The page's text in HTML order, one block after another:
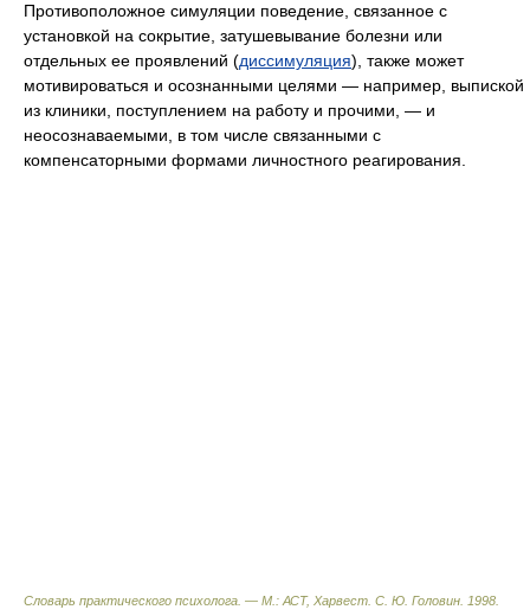
Противоположное симуляции поведение, связанное с
установкой на сокрытие, затушевывание болезни или
отдельных ее проявлений (диссимуляция), также может
мотивироваться и осознанными целями — например, выпиской
из клиники, поступлением на работу и прочими, — и
неосознаваемыми, в том числе связанными с
компенсаторными формами личностного реагирования.
Словарь практического психолога. — М.: АСТ, Харвест С. Ю. Головин 1998